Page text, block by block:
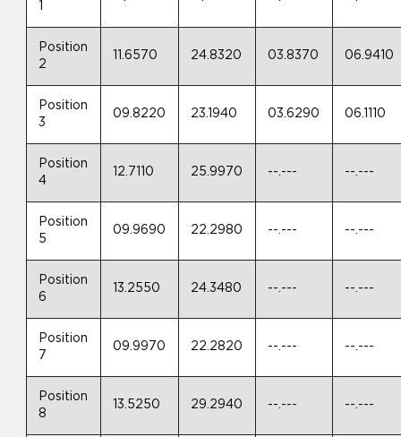
Position
2
11.6570 24.8320 03.8370 06.9410
Position
3
09.8220 23.1940 03.6290 06.1110
Position
4
12.7110 25.9970 --.--- --.---
Position
5
09.9690 22.2980 --.--- --.---
Position
6
13.2550 24.3480 --.--- --.---
Position
7
09.9970 22.2820 --.--- --.---
Position
8
13.5250 29.2940 --.--- --.---